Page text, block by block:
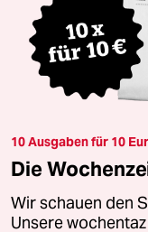
10 Ausgaben für 10
Die
Wir schauen den
Unsere